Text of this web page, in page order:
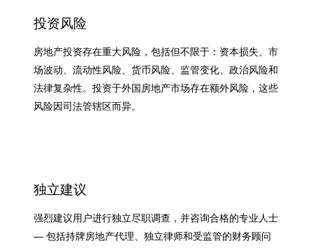
投资风险
房地产投资存在重大风险，包括但不限于：资本损失、市
场波动、流动性风险、货币风险、监管变化、政治风险和
法律复杂性。投资于外国房地产市场存在额外风险，这些
风险因司法管辖区而异。
独立建议
强烈建议用户进行独立尽职调查，并咨询合格的专业人士
— 包括持牌房地产代理、独立律师和受监管的财务顾问